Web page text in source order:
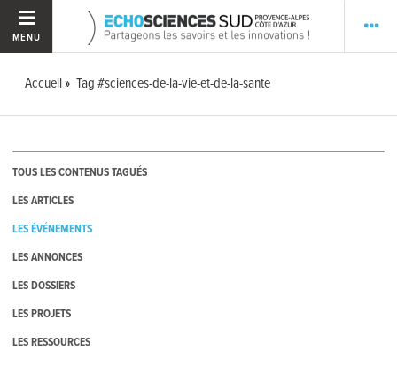
MENU
Accueil Tag #sciences-de-la-vie-et-de-la-sante
TOUS LES CONTENUS TAGUÉS
LES ARTICLES
LES ÉVÉNEMENTS
LES ANNONCES
LES DOSSIERS
LES PROJETS
LES RESSOURCES